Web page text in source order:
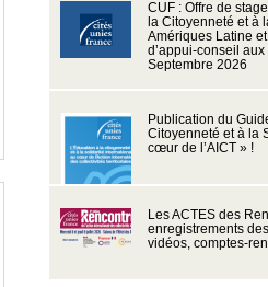
CUF : Offre de
la Citoyenneté et à
Amériques Latine
d’appui-conseil
Septembre 2026
Publication du
Citoyenneté et à la
cœur de l’AICT » !
Les ACTES des
enregistrements
vidéos, comptes-